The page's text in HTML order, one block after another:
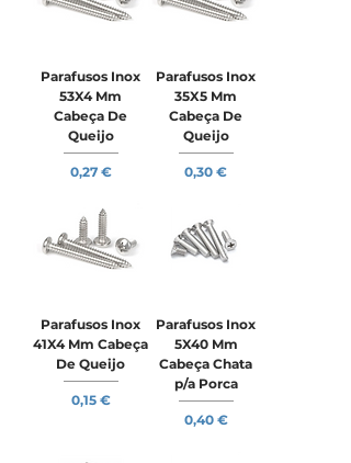
Parafusos Inox
53X4 Mm
Cabeça De
Queijo
Preço
0,27 €
Parafusos Inox
35X5 Mm
Cabeça De
Queijo
Preço
0,30 €
Parafusos Inox
41X4 Mm Cabeça
De Queijo
Preço
0,15 €
Parafusos Inox
5X40 Mm
Cabeça Chata
p/a Porca
Preço
0,40 €